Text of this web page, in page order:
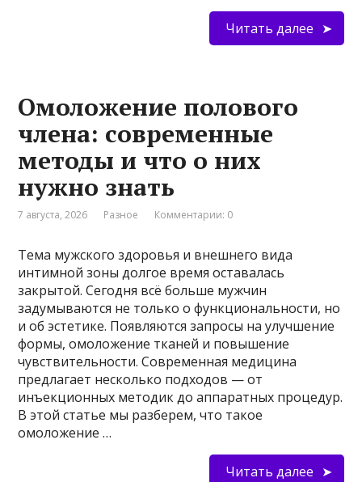
Читать далее
Омоложение полового
члена: современные
методы и что о них
нужно знать
7 августа, 2026 Разное Комментарии: 0
Тема мужского здоровья и внешнего вида
интимной зоны долгое время оставалась
закрытой. Сегодня всё больше мужчин
задумываются не только о функциональности, но
и об эстетике. Появляются запросы на улучшение
формы, омоложение тканей и повышение
чувствительности. Современная медицина
предлагает несколько подходов — от
инъекционных методик до аппаратных процедур.
В этой статье мы разберем, что такое
омоложение …
Читать далее